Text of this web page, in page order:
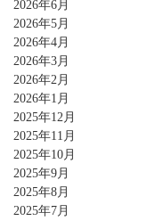
2026年6月
2026年5月
2026年4月
2026年3月
2026年2月
2026年1月
2025年12月
2025年11月
2025年10月
2025年9月
2025年8月
2025年7月